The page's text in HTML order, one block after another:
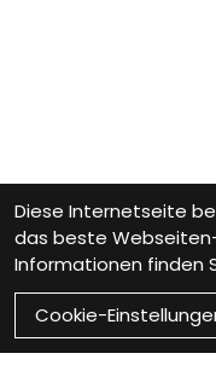
Diese Internetseite
das beste
Informationen finden
Cookie-